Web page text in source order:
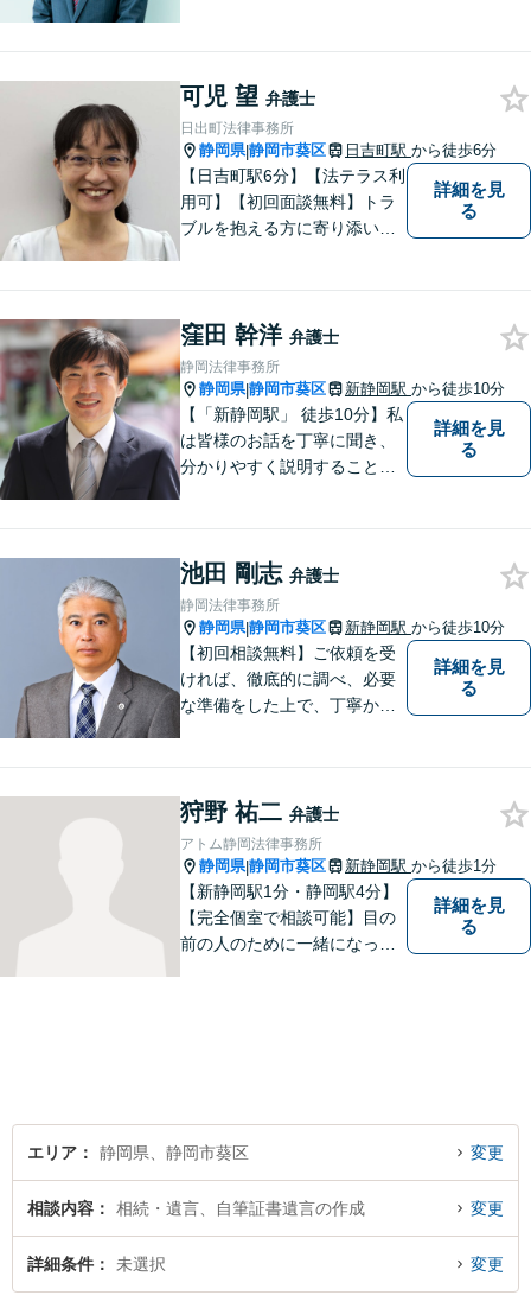
市での豊富な弁護士経験と多
数の解決実績がございます。
可児 望 弁護士
日出町法律事務所
静岡県|静岡市葵区 日吉町駅 から徒歩6分
【日吉町駅6分】【法テラス利
用可】【初回面談無料】トラ
ブルを抱える方に寄り添い、
詳細を見
る
窪田 幹洋 弁護士
静岡法律事務所
静岡県|静岡市葵区 新静岡駅 から徒歩10分
【「新静岡駅」 徒歩10分】私
は皆様のお話を丁寧に聞き、
分かりやすく説明することを
す。 どんな些細なことでも結
構ですので、お気軽にご相談
ください。
詳細を見
る
池田 剛志 弁護士
静岡法律事務所
静岡県|静岡市葵区 新静岡駅 から徒歩10分
【初回相談無料】ご依頼を受
ければ、徹底的に調べ、必要
な準備をした上で、丁寧かつ
の損害賠償請求事件、相続・
離婚、破産・個人再生等は、
私が力を注ぎ、得意としてい
る分野です。
詳細を見
る
狩野 祐二 弁護士
アトム静岡法律事務所
静岡県|静岡市葵区 新静岡駅 から徒歩1分
【新静岡駅1分・静岡駅4分】
【完全個室で相談可能】目の
前の人のために一緒になって
ださい。
詳細を見
る
エリア 静岡県、静岡市葵区 変更
相談内容 相続・遺言、自筆証書遺言の作成 変更
詳細条件 未選択 変更